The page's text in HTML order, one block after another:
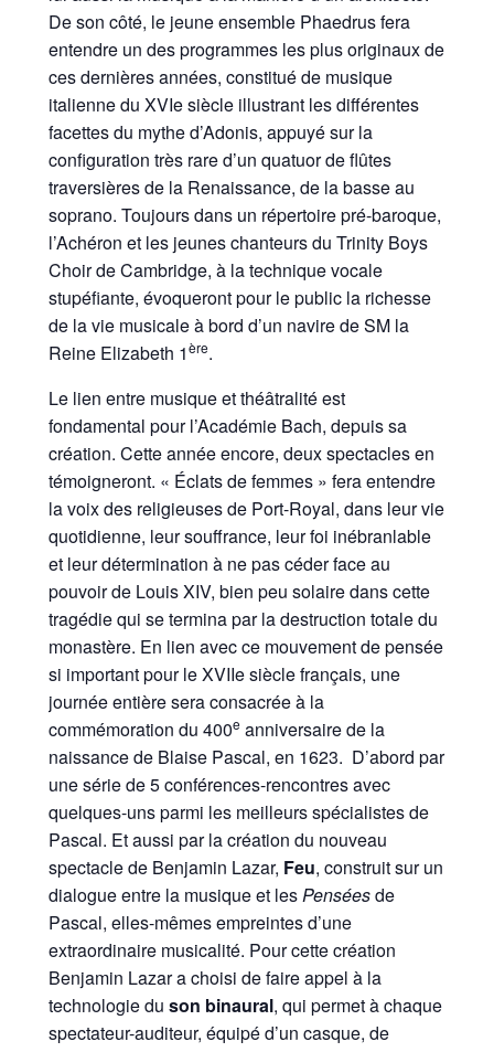
De son côté, le jeune ensemble Phaedrus fera
entendre un des programmes les plus originaux de
ces dernières années, constitué de musique
italienne du XVIe siècle illustrant les différentes
facettes du mythe d’Adonis, appuyé sur la
configuration très rare d’un quatuor de flûtes
traversières de la Renaissance, de la basse au
soprano. Toujours dans un répertoire pré-baroque,
l’Achéron et les jeunes chanteurs du Trinity Boys
Choir de Cambridge, à la technique vocale
stupéfiante, évoqueront pour le public la richesse
de la vie musicale à bord d’un navire de SM la
Reine Elizabeth 1ère.
Le lien entre musique et théâtralité est
fondamental pour l’Académie Bach, depuis sa
création. Cette année encore, deux spectacles en
témoigneront. « Éclats de femmes » fera entendre
la voix des religieuses de Port-Royal, dans leur vie
quotidienne, leur souffrance, leur foi inébranlable
et leur détermination à ne pas céder face au
pouvoir de Louis XIV, bien peu solaire dans cette
tragédie qui se termina par la destruction totale du
monastère. En lien avec ce mouvement de pensée
si important pour le XVIIe siècle français, une
journée entière sera consacrée à la
commémoration du 400e anniversaire de la
naissance de Blaise Pascal, en 1623. D’abord par
une série de 5 conférences-rencontres avec
quelques-uns parmi les meilleurs spécialistes de
Pascal. Et aussi par la création du nouveau
spectacle de Benjamin Lazar, Feu, construit sur un
dialogue entre la musique et lesPenséesde
Pascal, elles-mêmes empreintes d’une
extraordinaire musicalité. Pour cette création
Benjamin Lazar a choisi de faire appel à la
technologie du son binaural, qui permet à chaque
spectateur-auditeur, équipé d’un casque, de